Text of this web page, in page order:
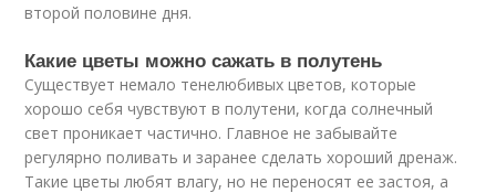
второй половине дня.
Какие цветы можно сажать в полутень
Существует немало тенелюбивых цветов, которые
хорошо себя чувствуют в полутени, когда солнечный
свет проникает частично. Главное не забывайте
регулярно поливать и заранее сделать хороший дренаж.
Такие цветы любят влагу, но не переносят ее застоя, а